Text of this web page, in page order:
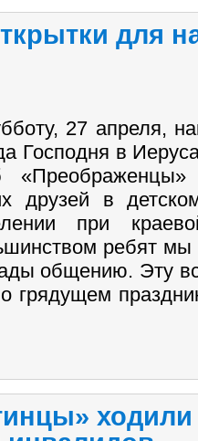
для
27 апреля,
Господня в
«Преображенцы»
друзей в
при
ребят
общению. Эту
о грядущем